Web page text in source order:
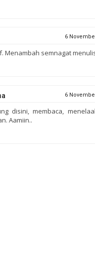
6
Menambah semnagat
6
disini, membaca,
Aamiin..